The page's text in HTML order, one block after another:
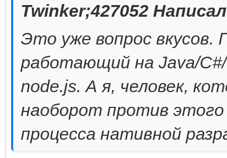
Twinker;427052
Это уже вопрос вкусов.
работающий на Java/
node.js. А я, человек,
наоборот против этого
процесса нативной